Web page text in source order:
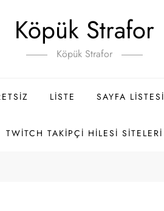
Köpük Strafor
Köpük Strafor
LISTE SAYFA LISTESI
TWITCH TAKIPÇI HILESI SITELERI